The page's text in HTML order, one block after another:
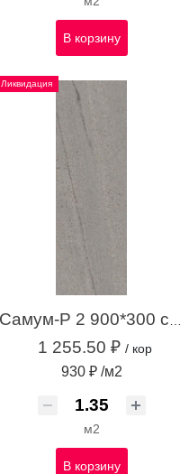
В корзину
Ликвидация
1 255.50 ₽ / кор
930 ₽ /м2
м2
В корзину